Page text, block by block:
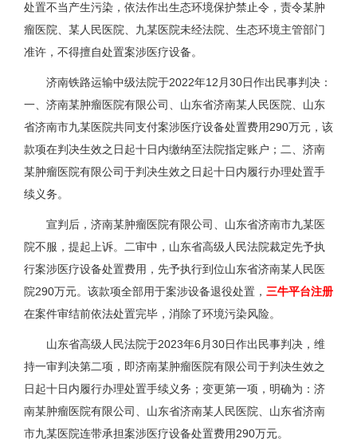
处置不当产生污染，依法作出生态环境保护禁止令，责令某肿
瘤医院、某人民医院、九某医院未经法院、生态环境主管部门
准许，不得擅自处置案涉医疗设备。
济南铁路运输中级法院于2022年12月30日作出民事判决：
一、济南某肿瘤医院有限公司、山东省济南某人民医院、山东
省济南市九某医院共同支付案涉医疗设备处置费用290万元，该
款项在判决生效之日起十日内缴纳至法院指定账户；二、济南
某肿瘤医院有限公司于判决生效之日起十日内履行办理处置手
续义务。
宣判后，济南某肿瘤医院有限公司、山东省济南市九某医
院不服，提起上诉。二审中，山东省高级人民法院裁定先予执
行案涉医疗设备处置费用，先予执行到位山东省济南某人民医
院290万元。该款项全部用于案涉设备退役处置， 三牛平台注册
在案件审结前依法处置完毕，消除了环境污染风险。
山东省高级人民法院于2023年6月30日作出民事判决，维
持一审判决第二项，即济南某肿瘤医院有限公司于判决生效之
日起十日内履行办理处置手续义务；变更第一项，明确为：济
南某肿瘤医院有限公司、山东省济南某人民医院、山东省济南
市九某医院连带承担案涉医疗设备处置费用290万元。